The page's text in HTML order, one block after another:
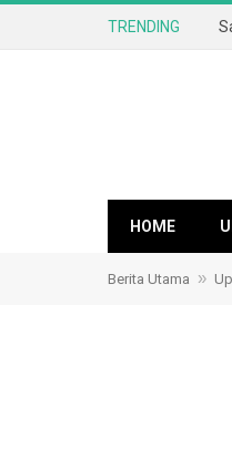
TRENDING
HOME
Berita Utama »